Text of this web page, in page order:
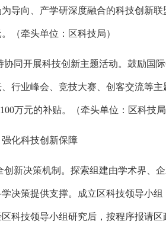
导向、产学研深度融合的科技创新
（牵头单位：区科技局）
协同开展科技创新主题活动。 鼓励国
行业峰会、竞技大赛、创客交流等
100万元的补贴。 （牵头单位：区科技
强化科技创新保障
创新决策机制。 探索组建由学术界、
学决策提供支撑。成立区科技领导小
科技领导小组研究后，按程序报请